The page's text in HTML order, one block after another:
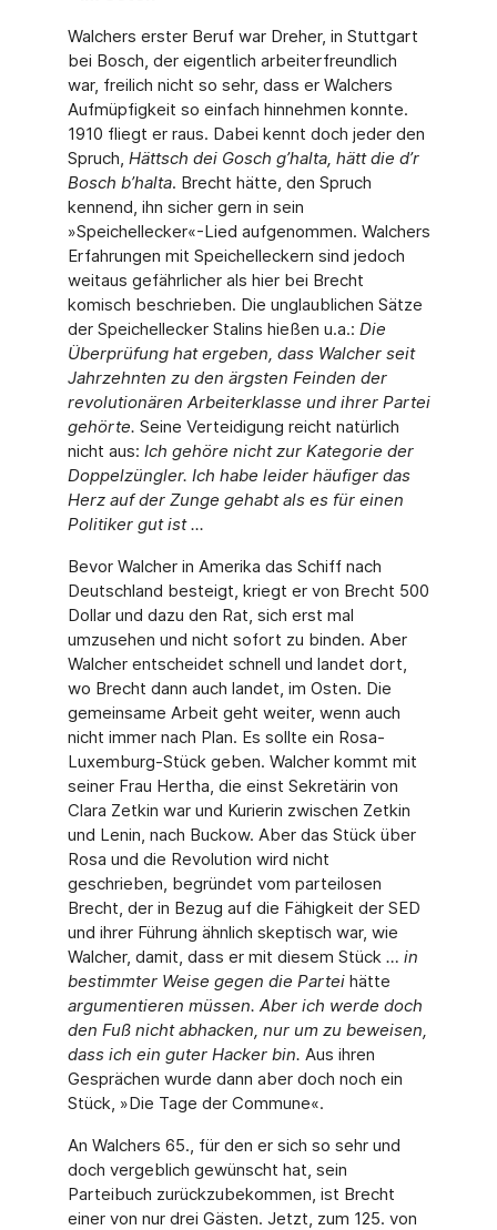
Walchers erster Beruf war Dreher, in Stuttgart
bei Bosch, der eigentlich arbeiterfreundlich
war, freilich nicht so sehr, dass er Walchers
Aufmüpfigkeit so einfach hinnehmen konnte.
1910 fliegt er raus. Dabei kennt doch jeder den
Spruch, Hättsch dei Gosch g’halta, hätt die d’r
Bosch b’halta. Brecht hätte, den Spruch
kennend, ihn sicher gern in sein
»Speichellecker«-Lied aufgenommen. Walchers
Erfahrungen mit Speichelleckern sind jedoch
weitaus gefährlicher als hier bei Brecht
komisch beschrieben. Die unglaublichen Sätze
der Speichellecker Stalins hießen u.a.: Die
Überprüfung hat ergeben, dass Walcher seit
Jahrzehnten zu den ärgsten Feinden der
revolutionären Arbeiterklasse und ihrer Partei
gehörte. Seine Verteidigung reicht natürlich
nicht aus: Ich gehöre nicht zur Kategorie der
Doppelzüngler. Ich habe leider häufiger das
Herz auf der Zunge gehabt als es für einen
Politiker gut ist ...
Bevor Walcher in Amerika das Schiff nach
Deutschland besteigt, kriegt er von Brecht 500
Dollar und dazu den Rat, sich erst mal
umzusehen und nicht sofort zu binden. Aber
Walcher entscheidet schnell und landet dort,
wo Brecht dann auch landet, im Osten. Die
gemeinsame Arbeit geht weiter, wenn auch
nicht immer nach Plan. Es sollte ein Rosa-
Luxemburg-Stück geben. Walcher kommt mit
seiner Frau Hertha, die einst Sekretärin von
Clara Zetkin war und Kurierin zwischen Zetkin
und Lenin, nach Buckow. Aber das Stück über
Rosa und die Revolution wird nicht
geschrieben, begründet vom parteilosen
Brecht, der in Bezug auf die Fähigkeit der SED
und ihrer Führung ähnlich skeptisch war, wie
Walcher, damit, dass er mit diesem Stück … in
bestimmter Weise gegen die Partei hätte
argumentieren müssen. Aber ich werde doch
den Fuß nicht abhacken, nur um zu beweisen,
dass ich ein guter Hacker bin. Aus ihren
Gesprächen wurde dann aber doch noch ein
Stück, »Die Tage der Commune«.
An Walchers 65., für den er sich so sehr und
doch vergeblich gewünscht hat, sein
Parteibuch zurückzubekommen, ist Brecht
einer von nur drei Gästen. Jetzt, zum 125. von